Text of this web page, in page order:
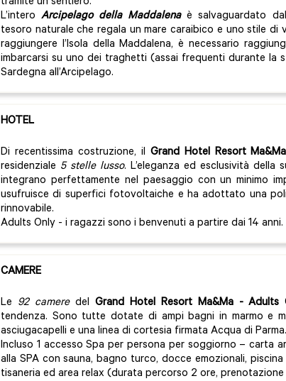
L’interoArcipelago della Maddalenaè salvaguardato
tesoro naturale che regala un mare caraibico e uno stile di
raggiungere l’Isola della Maddalena, è necessario
imbarcarsi su uno dei traghetti (assai frequenti durante la
Sardegna all’Arcipelago.
HOTEL
Di recentissima costruzione, il Grand Hotel Resort Ma&Ma
residenziale 5 stelle lusso. L’eleganza ed esclusività
integrano perfettamente nel paesaggio con un minimo
usufruisce di superfici fotovoltaiche e ha adottato una
rinnovabile.
Adults Only - i ragazzi sono i benvenuti a partire dai 14 anni.
CAMERE
Le 92 cameredel Grand Hotel Resort Ma&Ma- Adults
tendenza. Sono tutte dotate di ampi bagni in marmo e
asciugacapelli e una linea di cortesia firmata Acqua di Parma.
Incluso 1 accesso Spa per persona per soggiorno – carta
alla SPA con sauna, bagno turco, docce emozionali,
tisaneria ed area relax (durata percorso 2 ore, prenotazione